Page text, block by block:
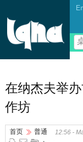
在纳杰夫举
作坊
首页 普通 12:56 -